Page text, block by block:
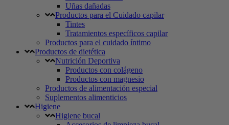
Uñas dañadas
Productos para el Cuidado capilar
Tintes
Tratamientos específicos capilar
Productos para el cuidado íntimo
Productos de dietética
Nutrición Deportiva
Productos con colágeno
Productos con magnesio
Productos de alimentación especial
Suplementos alimenticios
Higiene
Higiene bucal